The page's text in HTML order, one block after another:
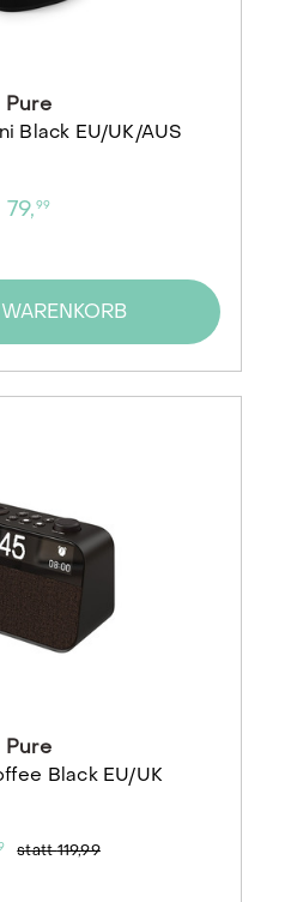
Pure
Black EU/UK/AUS
79,99
Pure
Black EU/UK
statt119,99